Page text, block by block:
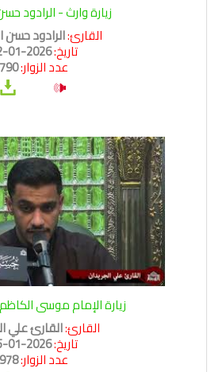
زيارة وارث - الرادود
القارئ:الرادود حسن
تاريخ:2026-01-22
عدد الزوار:790
زيارة الإمام موسى
القارئ:القارئ علي
تاريخ:2026-01-15
عدد الزوار:978